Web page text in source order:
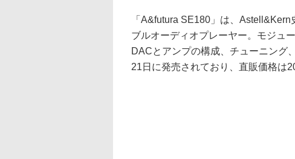
「A&futura SE180」は、
ブルオーディオプレーヤー。モジュ
DACとアンプの構成、チューニング
21日に発売されており、直販価格は